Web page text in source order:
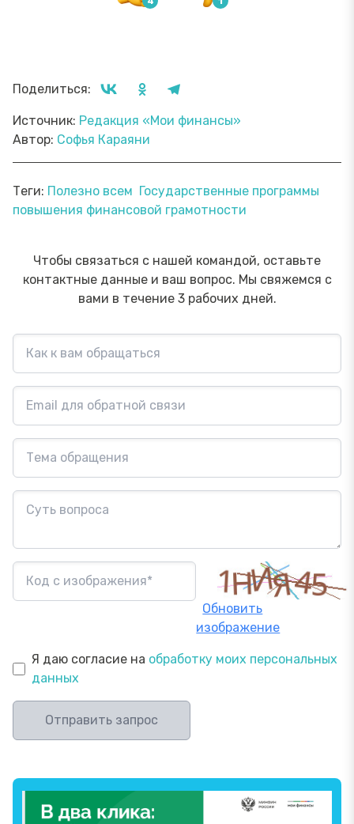
Поделиться:
Источник: Редакция «Мои финансы»
Автор: Софья Караяни
Теги: Полезно всем Государственные программы
повышения финансовой грамотности
Чтобы связаться с нашей командой, оставьте
контактные данные и ваш вопрос. Мы свяжемся с
вами в течение 3 рабочих дней.
Обновить
изображение
Я даю согласие на обработку моих персональных
данных
Отправить запрос